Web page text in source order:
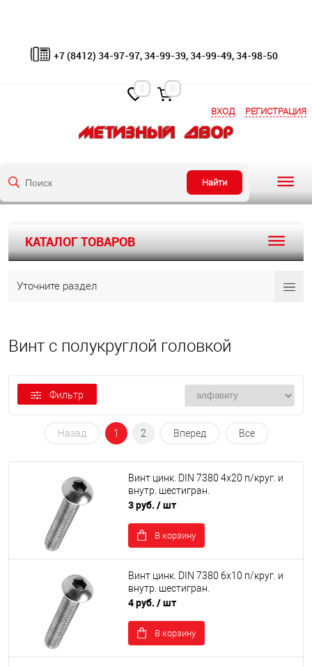
ВХОД РЕГИСТРАЦИЯ
Найти
+7 (8412) 34-97-97, 34-99-39, 34-99-49, 34-98-50
0 0
КАТАЛОГ ТОВАРОВ
Уточните раздел
Винт с полукруглой головкой
Фильтр
Назад 1 2 Вперед Все
Винт цинк. DIN 7380 4х20 п/круг. и
внутр. шестигран.
3 руб. / шт
В корзину
Винт цинк. DIN 7380 6х10 п/круг. и
внутр. шестигран.
4 руб. / шт
В корзину